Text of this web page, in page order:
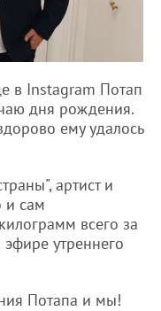
в Instagram Потап
дня рождения.
ему удалось
артист и
и сам
всего за
утреннего
Потапа и мы!